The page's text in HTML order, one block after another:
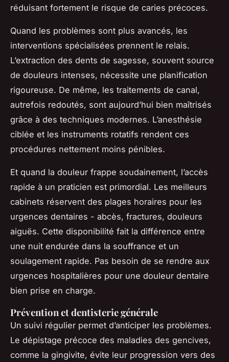
réduisant fortement le risque de caries précoces.
Quand les problèmes sont plus avancés, les
interventions spécialisées prennent le relais.
L’extraction des dents de sagesse, souvent source
de douleurs intenses, nécessite une planification
rigoureuse. De même, les traitements de canal,
autrefois redoutés, sont aujourd’hui bien maîtrisés
grâce à des techniques modernes. L’anesthésie
ciblée et les instruments rotatifs rendent ces
procédures nettement moins pénibles.
Et quand la douleur frappe soudainement, l’accès
rapide à un praticien est primordial. Les meilleurs
cabinets réservent des plages horaires pour les
urgences dentaires - abcès, fractures, douleurs
aiguës. Cette disponibilité fait la différence entre
une nuit endurée dans la souffrance et un
soulagement rapide. Pas besoin de se rendre aux
urgences hospitalières pour une douleur dentaire
bien prise en charge.
Prévention et dentisterie générale
Un suivi régulier permet d’anticiper les problèmes.
Le dépistage précoce des maladies des gencives,
comme la gingivite, évite leur progression vers des